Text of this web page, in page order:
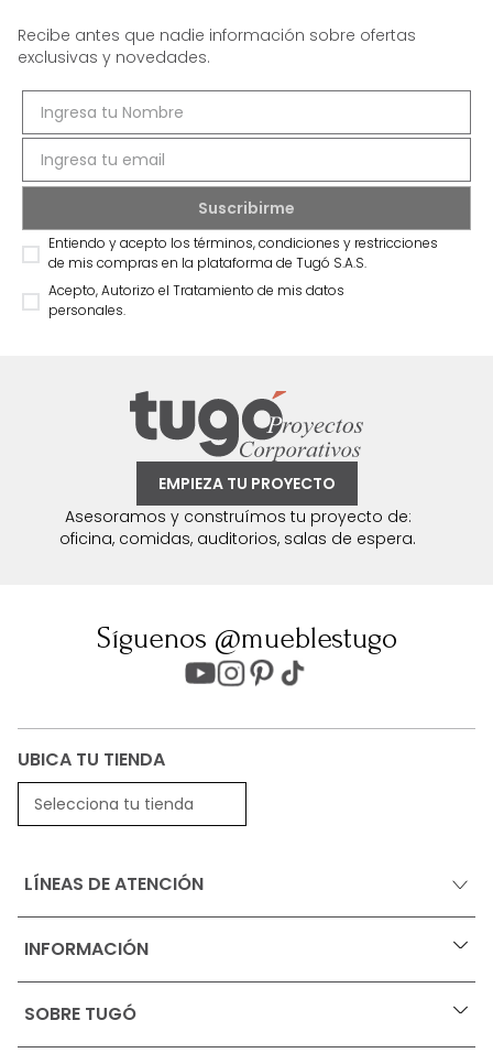
Recibe antes que nadie información sobre ofertas
exclusivas y novedades.
Entiendo y acepto los términos, condiciones y restricciones
de mis compras en la plataforma de Tugó S.A.S.
Acepto, Autorizo el Tratamiento de mis datos
personales.
EMPIEZA TU PROYECTO
Asesoramos y construímos tu proyecto de:
oficina, comidas, auditorios, salas de espera.
Síguenos @mueblestugo
UBICA TU TIENDA
Selecciona tu tienda
LÍNEAS DE ATENCIÓN
INFORMACIÓN +
Ofertas vigentes
Términos, condiciones y restricciones para productos
SOBRE TUGÓ +